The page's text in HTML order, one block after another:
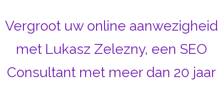
Vergroot uw online aanwezigheid
met Lukasz Zelezny, een SEO
Consultant met meer dan 20 jaar